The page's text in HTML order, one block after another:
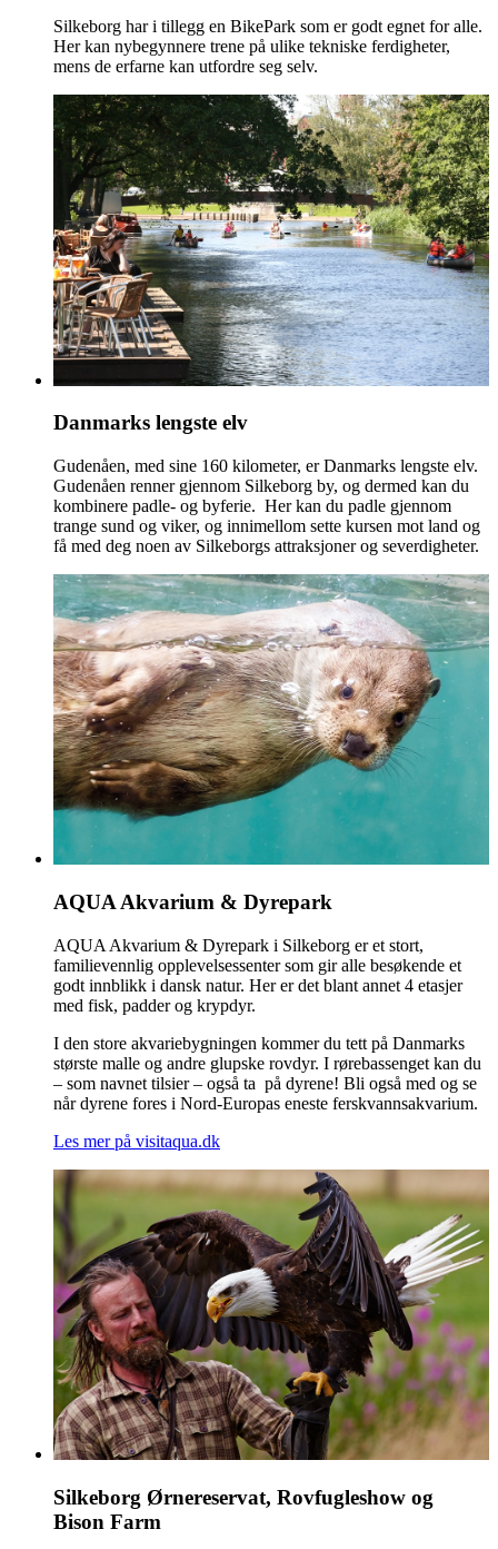
Silkeborg har i tillegg en BikePark som er godt egnet for alle.
Her kan nybegynnere trene på ulike tekniske ferdigheter,
mens de erfarne kan utfordre seg selv.
Danmarks lengste elv
Gudenåen, med sine 160 kilometer, er Danmarks lengste elv.
Gudenåen renner gjennom Silkeborg by, og dermed kan du
kombinere padle- og byferie. Her kan du padle gjennom
trange sund og viker, og innimellom sette kursen mot land og
få med deg noen av Silkeborgs attraksjoner og severdigheter.
AQUA Akvarium & Dyrepark
AQUA Akvarium & Dyrepark i Silkeborg er et stort,
familievennlig opplevelsessenter som gir alle besøkende et
godt innblikk i dansk natur. Her er det blant annet 4 etasjer
med fisk, padder og krypdyr.
I den store akvariebygningen kommer du tett på Danmarks
største malle og andre glupske rovdyr. I rørebassenget kan du
– som navnet tilsier – også ta på dyrene! Bli også med og se
når dyrene fores i Nord-Europas eneste ferskvannsakvarium.
Les mer på visitaqua.dk
Silkeborg Ørnereservat, Rovfugleshow og
Bison Farm